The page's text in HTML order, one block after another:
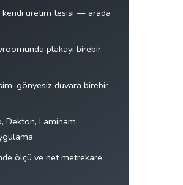
kendi üretim tesisi — arada
plakayı birebir
gönyesiz duvara birebir
Dekton, Laminam,
ölçü ve net metrekare